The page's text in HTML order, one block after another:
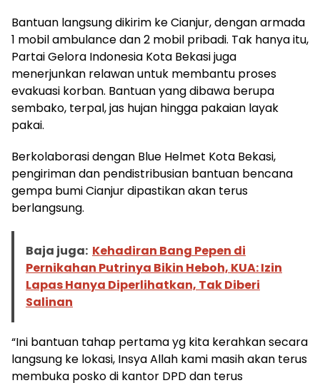
Bantuan langsung dikirim ke Cianjur, dengan armada
1 mobil ambulance dan 2 mobil pribadi. Tak hanya itu,
Partai Gelora Indonesia Kota Bekasi juga
menerjunkan relawan untuk membantu proses
evakuasi korban. Bantuan yang dibawa berupa
sembako, terpal, jas hujan hingga pakaian layak
pakai.
Berkolaborasi dengan Blue Helmet Kota Bekasi,
pengiriman dan pendistribusian bantuan bencana
gempa bumi Cianjur dipastikan akan terus
berlangsung.
Baja juga: Kehadiran Bang Pepen di
Pernikahan Putrinya Bikin Heboh, KUA: Izin
Lapas Hanya Diperlihatkan, Tak Diberi
Salinan
“Ini bantuan tahap pertama yg kita kerahkan secara
langsung ke lokasi, Insya Allah kami masih akan terus
membuka posko di kantor DPD dan terus